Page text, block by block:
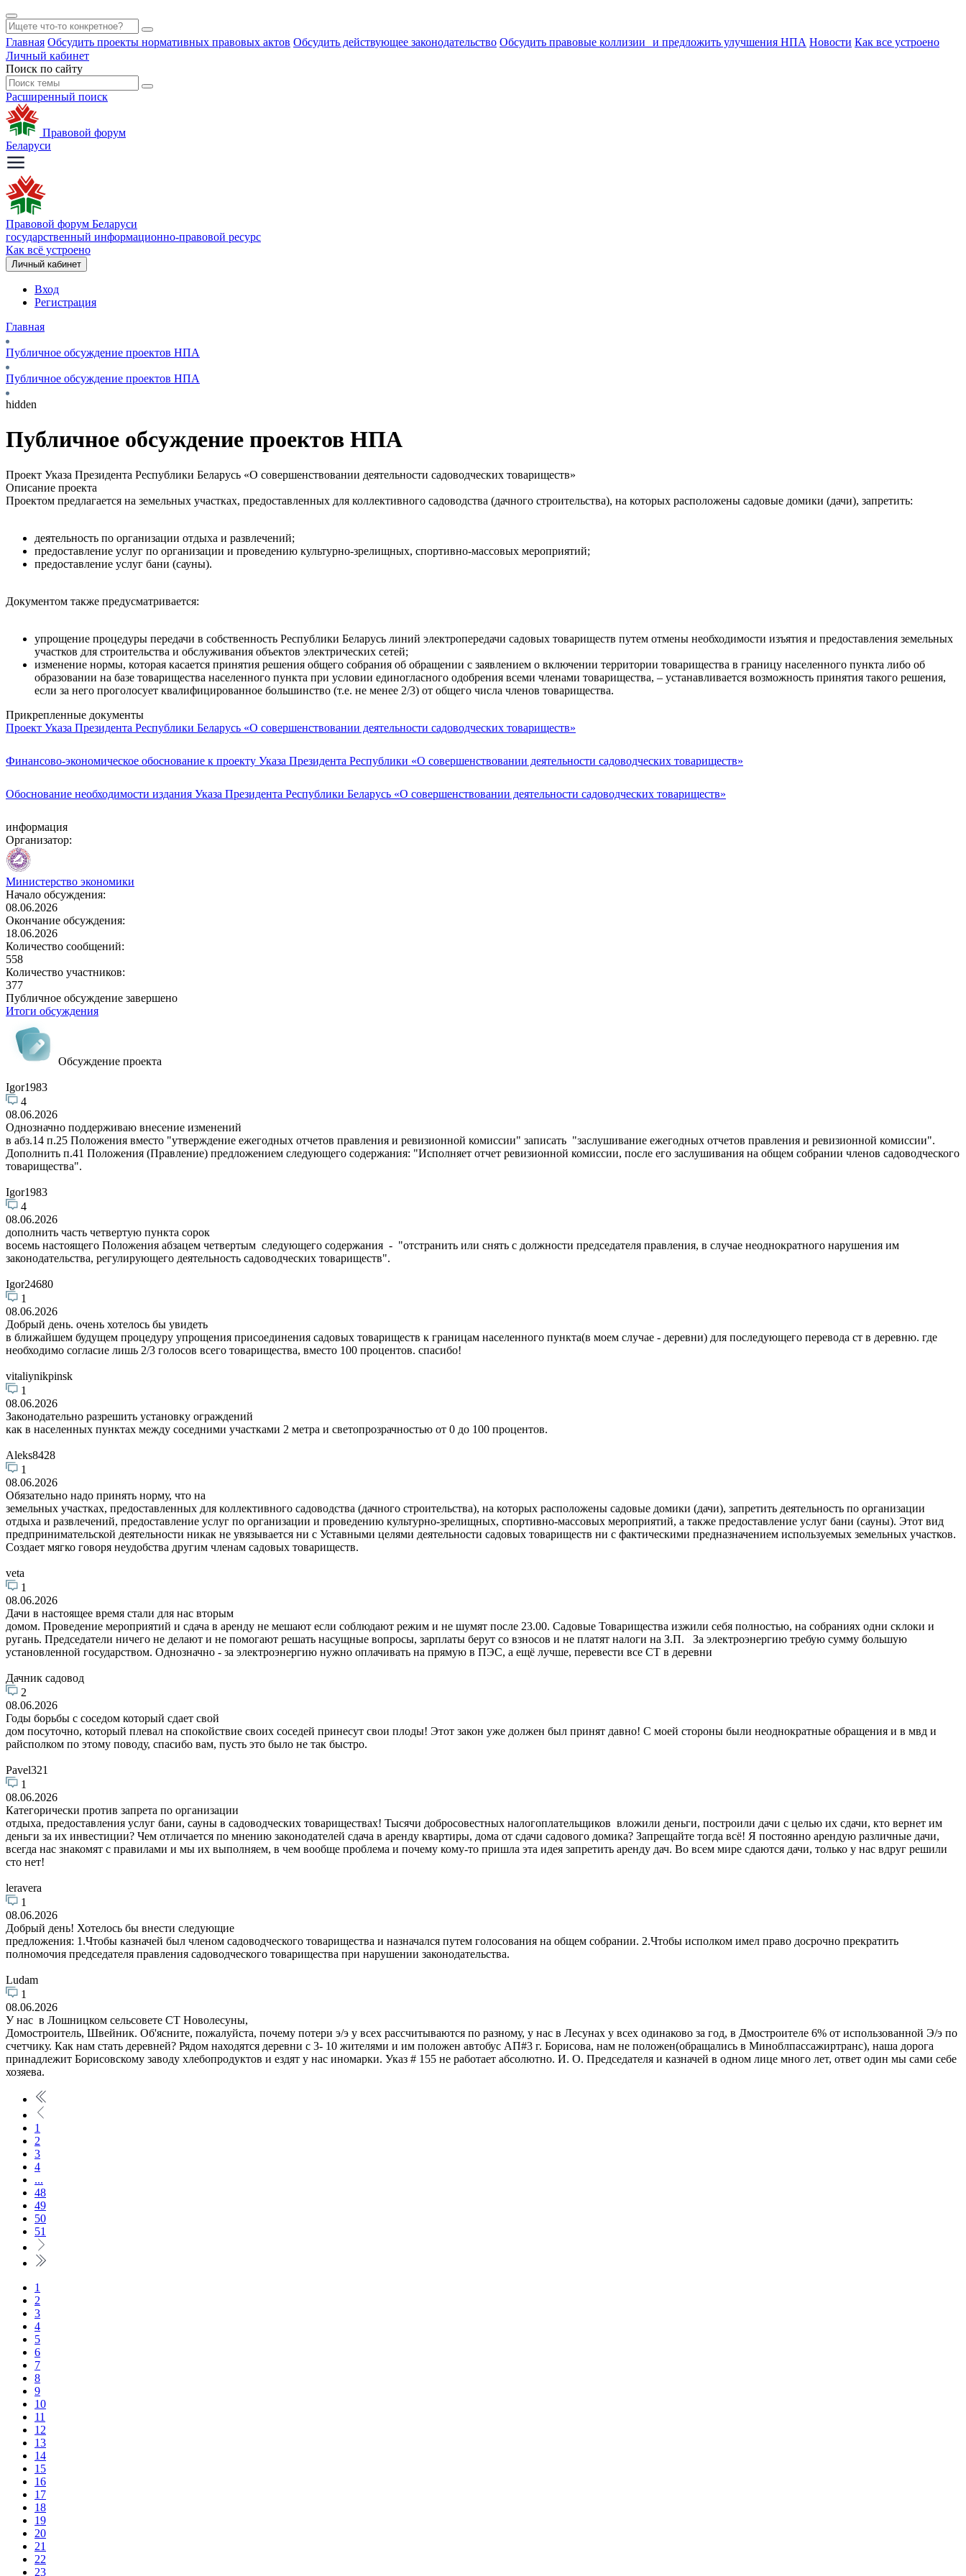
Главная Обсудить проекты нормативных правовых актов Обсудить действующее законодательство Обсудить правовые коллизии и предложить улучшения НПА Новости Как все устроено
Личный кабинет
Поиск по сайту
Расширенный поиск
Правовой форум
Беларуси
Правовой форум Беларуси
государственный информационно-правовой ресурс
Как всё устроено
Личный кабинет
Вход
Регистрация
Главная
Публичное обсуждение проектов НПА
Публичное обсуждение проектов НПА
hidden
Публичное обсуждение проектов НПА
Проект Указа Президента Республики Беларусь «О совершенствовании деятельности садоводческих товариществ»
Описание проекта
Проектом предлагается на земельных участках, предоставленных для коллективного садоводства (дачного строительства), на которых расположены садовые домики (дачи), запретить:
деятельность по организации отдыха и развлечений;
предоставление услуг по организации и проведению культурно-зрелищных, спортивно-массовых мероприятий;
предоставление услуг бани (сауны).
Документом также предусматривается:
упрощение процедуры передачи в собственность Республики Беларусь линий электропередачи садовых товариществ путем отмены необходимости изъятия и предоставления земельных
участков для строительства и обслуживания объектов электрических сетей;
изменение нормы, которая касается принятия решения общего собрания об обращении с заявлением о включении территории товарищества в границу населенного пункта либо об
образовании на базе товарищества населенного пункта при условии единогласного одобрения всеми членами товарищества, – устанавливается возможность принятия такого решения,
если за него проголосует квалифицированное большинство (т.е. не менее 2/3) от общего числа членов товарищества.
Прикрепленные документы
Проект Указа Президента Республики Беларусь «О совершенствовании деятельности садоводческих товариществ»
Финансово-экономическое обоснование к проекту Указа Президента Республики «О совершенствовании деятельности садоводческих товариществ»
Обоснование необходимости издания Указа Президента Республики Беларусь «О совершенствовании деятельности садоводческих товариществ»
информация
Организатор:
Министерство экономики
Начало обсуждения:
08.06.2026
Окончание обсуждения:
18.06.2026
Количество сообщений:
558
Количество участников:
377
Публичное обсуждение завершено
Итоги обсуждения
Обсуждение проекта
Igor1983
4
08.06.2026
Однозначно поддерживаю внесение изменений
в абз.14 п.25 Положения вместо "утверждение ежегодных отчетов правления и ревизионной комиссии" записать "заслушивание ежегодных отчетов правления и ревизионной комиссии".
Дополнить п.41 Положения (Правление) предложением следующего содержания: "Исполняет отчет ревизионной комиссии, после его заслушивания на общем собрании членов садоводческого
товарищества".
Igor1983
4
08.06.2026
дополнить часть четвертую пункта сорок
восемь настоящего Положения абзацем четвертым следующего содержания - "отстранить или снять с должности председателя правления, в случае неоднократного нарушения им
законодательства, регулирующего деятельность садоводческих товариществ".
Igor24680
1
08.06.2026
Добрый день. очень хотелось бы увидеть
в ближайшем будущем процедуру упрощения присоединения садовых товариществ к границам населенного пункта(в моем случае - деревни) для последующего перевода ст в деревню. где
необходимо согласие лишь 2/3 голосов всего товарищества, вместо 100 процентов. спасибо!
vitaliynikpinsk
1
08.06.2026
Законодательно разрешить установку ограждений
как в населенных пунктах между соседними участками 2 метра и светопрозрачностью от 0 до 100 процентов.
Aleks8428
1
08.06.2026
Обязательно надо принять норму, что на
земельных участках, предоставленных для коллективного садоводства (дачного строительства), на которых расположены садовые домики (дачи), запретить деятельность по организации
отдыха и развлечений, предоставление услуг по организации и проведению культурно-зрелищных, спортивно-массовых мероприятий, а также предоставление услуг бани (сауны). Этот вид
предпринимательской деятельности никак не увязывается ни с Уставными целями деятельности садовых товариществ ни с фактическими предназначением используемых земельных участков.
Создает мягко говоря неудобства другим членам садовых товариществ.
veta
1
08.06.2026
Дачи в настоящее время стали для нас вторым
домом. Проведение мероприятий и сдача в аренду не мешают если соблюдают режим и не шумят после 23.00. Садовые Товарищества изжили себя полностью, на собраниях одни склоки и
ругань. Председатели ничего не делают и не помогают решать насущные вопросы, зарплаты берут со взносов и не платят налоги на З.П. За электроэнергию требую сумму большую
установленной государством. Однозначно - за электроэнергию нужно оплачивать на прямую в ПЭС, а ещё лучше, перевести все СТ в деревни
Дачник садовод
2
08.06.2026
Годы борьбы с соседом который сдает свой
дом посуточно, который плевал на спокойствие своих соседей принесут свои плоды! Этот закон уже должен был принят давно! С моей стороны были неоднократные обращения и в мвд и
райсполком по этому поводу, спасибо вам, пусть это было не так быстро.
Pavel321
1
08.06.2026
Категорически против запрета по организации
отдыха, предоставления услуг бани, сауны в садоводческих товариществах! Тысячи добросовестных налогоплательщиков вложили деньги, построили дачи с целью их сдачи, кто вернет им
деньги за их инвестиции? Чем отличается по мнению законодателей сдача в аренду квартиры, дома от сдачи садового домика? Запрещайте тогда всё! Я постоянно арендую различные дачи,
всегда нас знакомят с правилами и мы их выполняем, в чем вообще проблема и почему кому-то пришла эта идея запретить аренду дач. Во всем мире сдаются дачи, только у нас вдруг решили
сто нет!
leravera
1
08.06.2026
Добрый день! Хотелось бы внести следующие
предложения: 1.Чтобы казначей был членом садоводческого товарищества и назначался путем голосования на общем собрании. 2.Чтобы исполком имел право досрочно прекратить
полномочия председателя правления садоводческого товарищества при нарушении законодательства.
Ludam
1
08.06.2026
У нас в Лошницком сельсовете СТ Новолесуны,
Домостроитель, Швейник. Об'ясните, пожалуйста, почему потери э/э у всех рассчитываются по разному, у нас в Лесунах у всех одинаково за год, в Дмостроителе 6% от использованной Э/э по
счетчику. Как нам стать деревней? Рядом находятся деревни с 3- 10 жителями и им положен автобус АП#3 г. Борисова, нам не положен(обращались в Миноблпассажиртранс), наша дорога
принадлежит Борисовскому заводу хлебопродуктов и ездят у нас иномарки. Указ # 155 не работает абсолютно. И. О. Председателя и казначей в одном лице много лет, ответ один мы сами себе
хозяева.
1
2
3
4
...
48
49
50
51
1
2
3
4
5
6
7
8
9
10
11
12
13
14
15
16
17
18
19
20
21
22
23